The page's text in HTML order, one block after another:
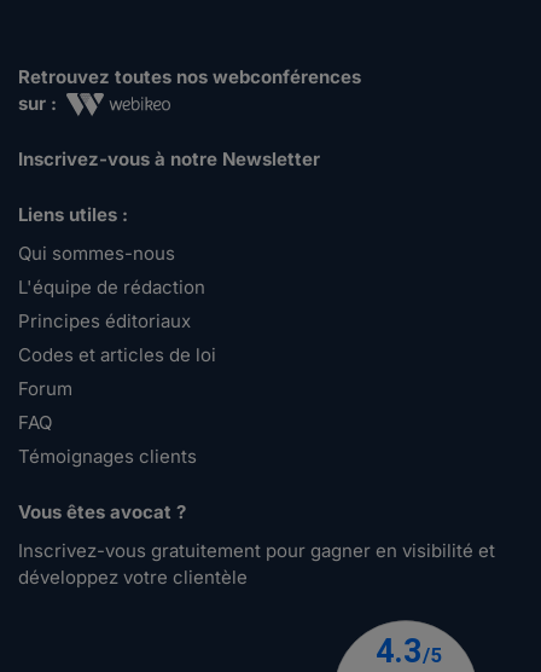
Retrouvez toutes nos webconférences
sur :
Inscrivez-vous à notre Newsletter
Liens utiles :
Qui sommes-nous
L'équipe de rédaction
Principes éditoriaux
Codes et articles de loi
Forum
FAQ
Témoignages clients
Vous êtes avocat ?
Inscrivez-vous gratuitement pour gagner en visibilité et
développez votre clientèle